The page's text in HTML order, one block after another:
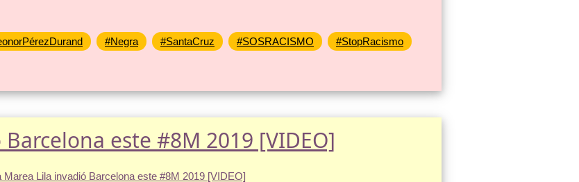
#Negra #SantaCruz #SOSRACISMO #StopRacismo
este #8M 2019 [VIDEO]